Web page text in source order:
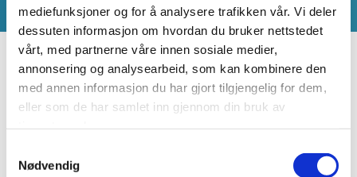
mediefunksjoner og for å analysere trafikken vår. Vi deler
dessuten informasjon om hvordan du bruker nettstedet
vårt, med partnerne våre innen sosiale medier,
annonsering og analysearbeid, som kan kombinere den
med annen informasjon du har gjort tilgjengelig for dem,
eller som de har samlet inn gjennom din bruk av
Nødvendig